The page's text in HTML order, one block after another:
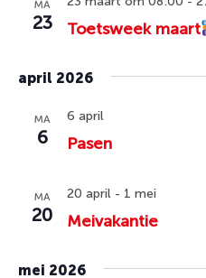
MA
23 Toetsweek maart
april 2026
MA
6 Pasen
6 april
MA
20 Meivakantie
20 april- 1 mei
mei 2026